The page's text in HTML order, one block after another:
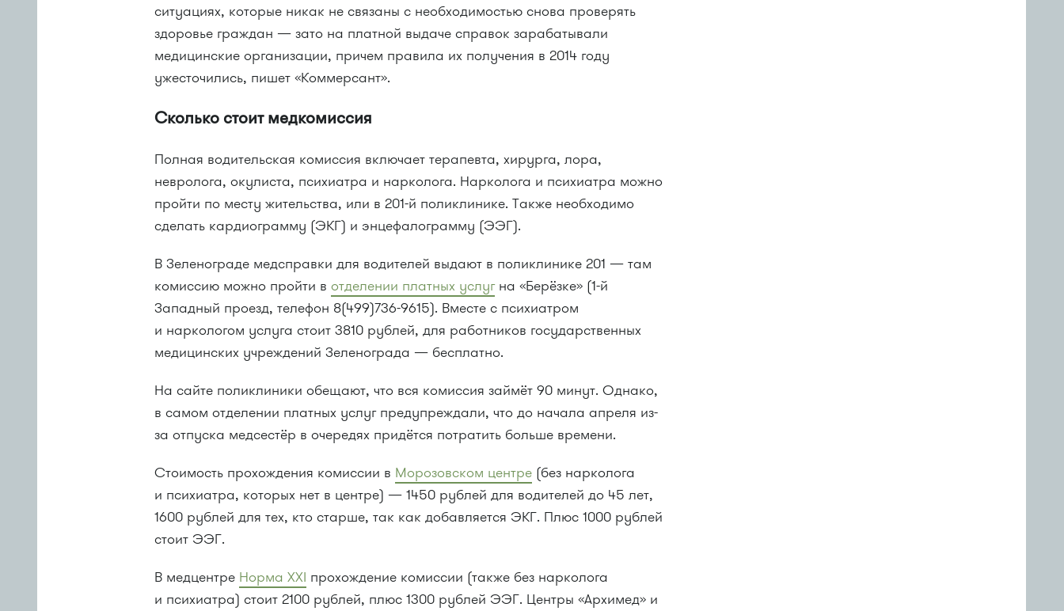
ситуациях, которые никак не связаны с необходимостью снова проверять
здоровье граждан — зато на платной выдаче справок зарабатывали
медицинские организации, причем правила их получения в 2014 году
ужесточились, пишет «Коммерсант».
Сколько стоит медкомиссия
Полная водительская комиссия включает терапевта, хирурга, лора,
невролога, окулиста, психиатра и нарколога. Нарколога и психиатра можно
пройти по месту жительства, или в 201-й поликлинике. Также необходимо
сделать кардиограмму (ЭКГ) и энцефалограмму (ЭЭГ).
В Зеленограде медсправки для водителей выдают в поликлинике 201 — там
комиссию можно пройти вотделении платных услугна «Берёзке» (1-й
Западный проезд, телефон 8(499)736-9615). Вместе с психиатром
и наркологом услуга стоит 3810 рублей, для работников государственных
медицинских учреждений Зеленограда — бесплатно.
На сайте поликлиники обещают, что вся комиссия займёт 90 минут. Однако,
в самом отделении платных услуг предупреждали, что до начала апреля из-
за отпуска медсестёр в очередях придётся потратить больше времени.
Стоимость прохождения комиссии в Морозовском центре (без нарколога
и психиатра, которых нет в центре) — 1450 рублей для водителей до 45 лет,
1600 рублей для тех, кто старше, так как добавляется ЭКГ. Плюс 1000 рублей
стоит ЭЭГ.
В медцентре Норма XXI прохождение комиссии (также без нарколога
и психиатра) стоит 2100 рублей, плюс 1300 рублей ЭЭГ. Центры «Архимед» и